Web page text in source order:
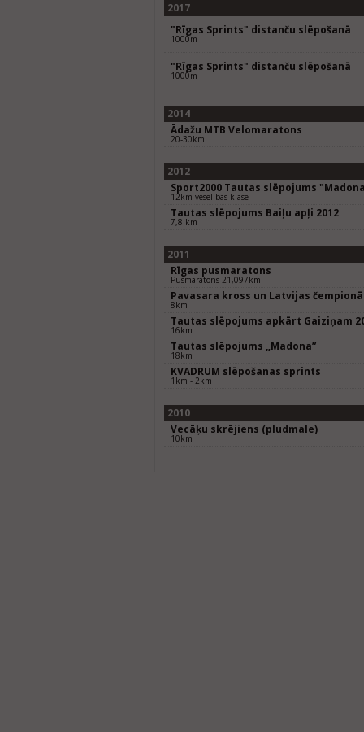
2017
"Rīgas Sprints" distanču slēpošanā
1000m
"Rīgas Sprints" distanču slēpošanā
1000m
2014
Ādažu MTB Velomaratons
20-30km
2012
Sport2000 Tautas slēpojums
12km veselības klase
Tautas slēpojums Baiļu apļi 2012
7,8 km
2011
Rīgas pusmaratons
Pusmaratons 21,097km
Pavasara kross un Latvijas
8km
Tautas slēpojums apkārt Gaiziņam
16km
Tautas slēpojums „Madona”
18km
KVADRUM slēpošanas sprints
1km - 2km
2010
Vecāķu skrējiens (pludmale)
10km